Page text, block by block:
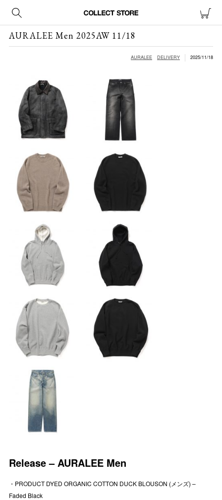
AURALEE Men 2025AW 11/18
AURALEE DELIVERY 2025/11/18
Release – AURALEE Men
・PRODUCT DYED ORGANIC COTTON DUCK BLOUSON (メンズ) –
Faded Black